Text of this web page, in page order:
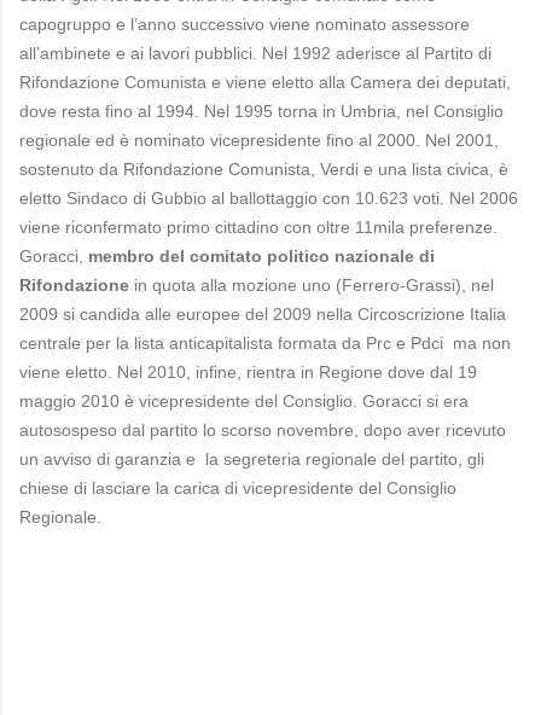
capogruppo e l’anno successivo viene nominato assessore
all’ambinete e ai lavori pubblici. Nel 1992 aderisce al Partito di
Rifondazione Comunista e viene eletto alla Camera dei deputati,
dove resta fino al 1994. Nel 1995 torna in Umbria, nel Consiglio
regionale ed è nominato vicepresidente fino al 2000. Nel 2001,
sostenuto da Rifondazione Comunista, Verdi e una lista civica, è
eletto Sindaco di Gubbio al ballottaggio con 10.623 voti. Nel 2006
viene riconfermato primo cittadino con oltre 11mila preferenze.
Goracci, membro del comitato politico nazionale di
Rifondazione in quota alla mozione uno (Ferrero-Grassi), nel
2009 si candida alle europee del 2009 nella Circoscrizione Italia
centrale per la lista anticapitalista formata da Prc e Pdci ma non
viene eletto. Nel 2010, infine, rientra in Regione dove dal 19
maggio 2010 è vicepresidente del Consiglio. Goracci si era
autosospeso dal partito lo scorso novembre, dopo aver ricevuto
un avviso di garanzia e la segreteria regionale del partito, gli
chiese di lasciare la carica di vicepresidente del Consiglio
Regionale.